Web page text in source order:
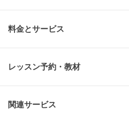
料金とサービス
レッスン予約・教材
関連サービス